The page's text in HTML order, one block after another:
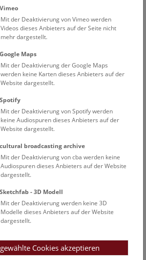
Auenland
alle Besucher*innen offen und lädt
6 Jahren: Donau-Auenland
es in und um Wien eine richtig
gibt? In den Donauauen leben viele
man mit ein bisschen Glück dort
In unserer Schausammlung triffst
Vimeo
Mit der Deaktivierung von Vimeo werden
Videos dieses Anbieters auf der Seite nicht
mehr dargestellt.
Google Maps
Mit der Deaktivierung der Google Maps
werden keine Karten dieses Anbieters auf der
Website dargestellt.
Spotify
Mit der Deaktivierung von Spotify werden
keine Audiospuren dieses Anbieters auf der
Website dargestellt.
cultural broadcasting archive
Mit der Deaktivierung von cba werden keine
Audiospuren dieses Anbieters auf der Website
dargestellt.
Sketchfab - 3D Modell
Mit der Deaktivierung werden keine 3D
Modelle dieses Anbieters auf der Website
dargestellt.
Cookies akzeptieren